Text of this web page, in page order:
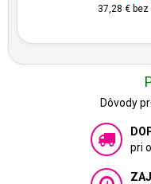
37,28 € bez
Dôvody
pri